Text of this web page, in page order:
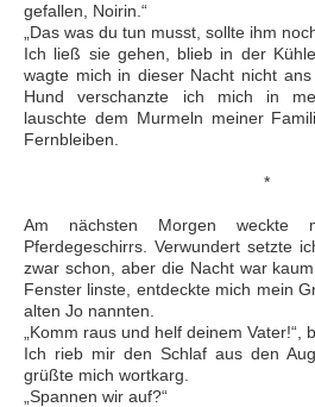
gefallen, Noirin.“
„Das was du tun musst, sollte ihm
Ich ließ sie gehen, blieb in der
wagte mich in dieser Nacht nicht
Hund verschanzte ich mich in
lauschte dem Murmeln meiner
Fernbleiben.
*
Am nächsten Morgen weckte
Pferdegeschirrs. Verwundert setzte
zwar schon, aber die Nacht war
Fenster linste, entdeckte mich mein
alten Jo nannten.
„Komm raus und helf deinem Vater!“,
Ich rieb mir den Schlaf aus den
grüßte mich wortkarg.
„Spannen wir auf?“